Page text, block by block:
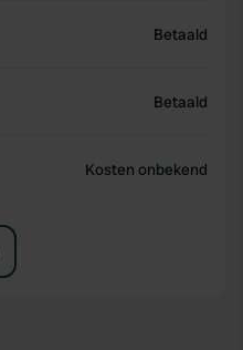
Betaald
Betaald
Kosten onbekend